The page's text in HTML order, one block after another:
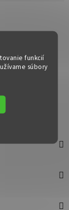
funkcií
súbory